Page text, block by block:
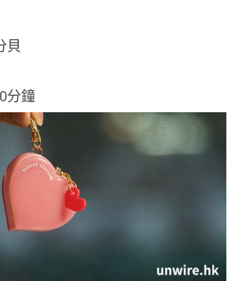
貝
分鐘